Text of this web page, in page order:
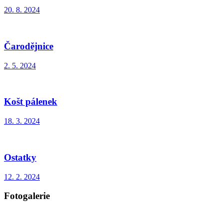
20. 8. 2024
Čarodějnice
2. 5. 2024
Košt pálenek
18. 3. 2024
Ostatky
12. 2. 2024
Fotogalerie